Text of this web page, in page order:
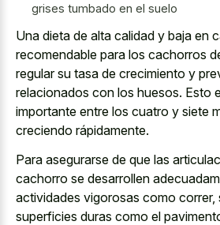
grises tumbado en el suelo
Una dieta de alta calidad y baja en
recomendable para los cachorros
regular su tasa de crecimiento y
relacionados con los huesos. Esto
importante entre los cuatro y siete
creciendo rápidamente.
Para asegurarse de que las
cachorro se desarrollen
actividades vigorosas como correr,
superficies duras como el